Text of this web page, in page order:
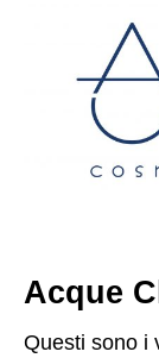
Acque
Questi sono i